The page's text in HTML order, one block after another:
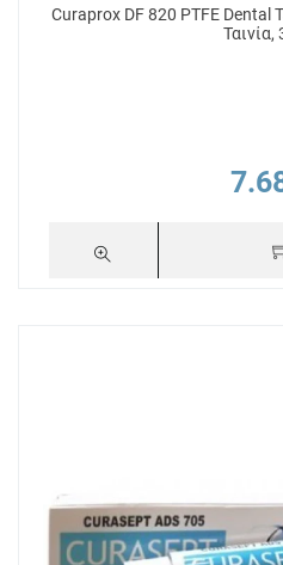
Curaprox DF 820 PTFE Dental
Ταινία,